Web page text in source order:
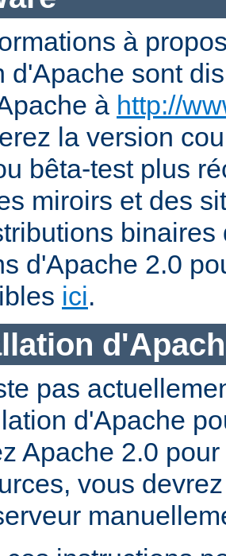
à
d'Apache sont
à http://
la version
bêta-test plus
miroirs et des
binaires
d'Apache 2.0
ici.
pas
d'Apache
Apache 2.0
vous